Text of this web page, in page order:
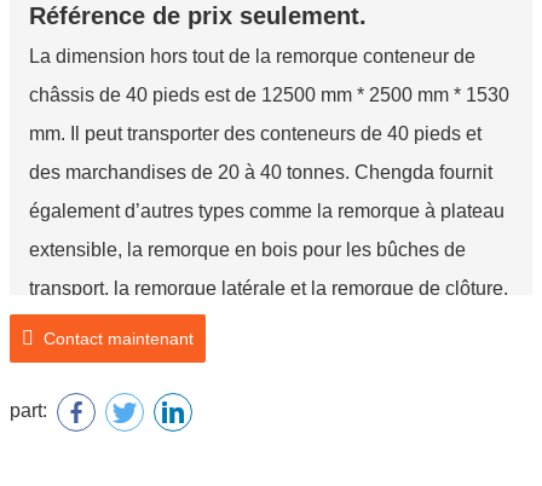
Référence de prix seulement.
La dimension hors tout de la remorque conteneur de
châssis de 40 pieds est de 12500 mm * 2500 mm * 1530
mm. Il peut transporter des conteneurs de 40 pieds et
des marchandises de 20 à 40 tonnes. Chengda fournit
également d’autres types comme la remorque à plateau
extensible, la remorque en bois pour les bûches de
transport, la remorque latérale et la remorque de clôture.
Marque: Chengda
Numéro de modèle: SCD9400P
Nom du produit: Remorque de conteneur de châssis de
Contact maintenant
part: